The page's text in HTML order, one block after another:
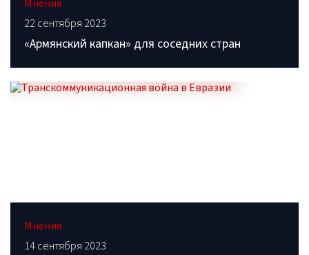
Мнения
22 сентября 2023
«Армянский капкан» для соседних стран
Мнения
14 сентября 2023